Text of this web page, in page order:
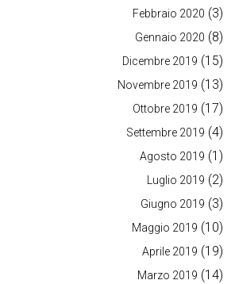
Febbraio 2020 (3)
Gennaio 2020 (8)
Dicembre 2019 (15)
Novembre 2019 (13)
Ottobre 2019 (17)
Settembre 2019 (4)
Agosto 2019 (1)
Luglio 2019 (2)
Giugno 2019 (3)
Maggio 2019 (10)
Aprile 2019 (19)
Marzo 2019 (14)